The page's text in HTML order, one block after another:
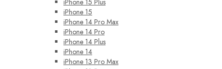
iPhone 15
iPhone 14 Pro Max
iPhone 14 Pro
iPhone 14 Plus
iPhone 14
iPhone 13 Pro Max